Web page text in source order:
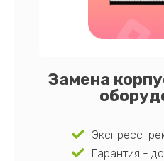
Замена
Экспресс-
Гарантия -